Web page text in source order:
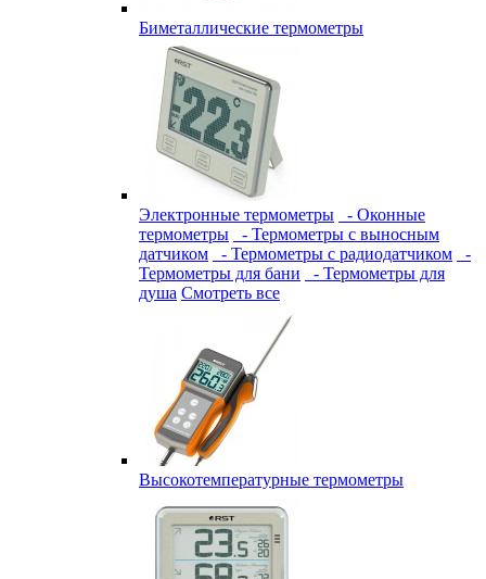
Биметаллические термометры
Электронные термометры
- Оконные
термометры
- Термометры с выносным
датчиком
- Термометры с радиодатчиком
-
Термометры для бани
- Термометры для
душа Смотреть все
Высокотемпературные термометры